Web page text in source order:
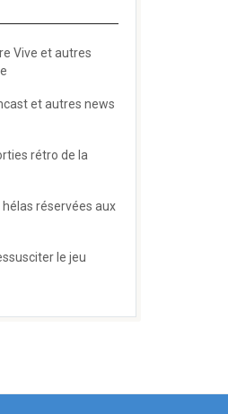
Vive et autres
et autres news
rétro de la
hélas réservées aux
le jeu